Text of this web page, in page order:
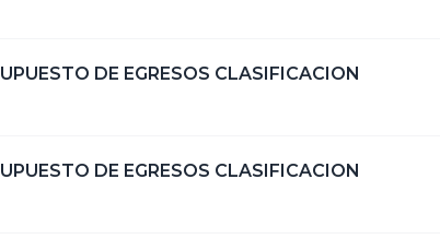
DE EGRESOS CLASIFICACION
DE EGRESOS CLASIFICACION